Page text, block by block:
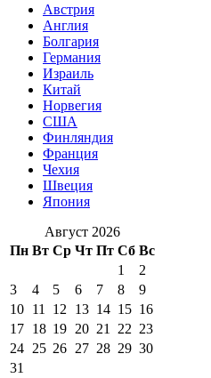
Австрия
Англия
Болгария
Германия
Израиль
Китай
Норвегия
США
Финляндия
Франция
Чехия
Швеция
Япония
Август 2026
Пн Вт Ср Чт Пт Сб Вс
1
2
3
4 5 6 7 8
9
10 11 12 13 14 15 16
17 18 19 20 21 22 23
24 25 26 27 28 29 30
31